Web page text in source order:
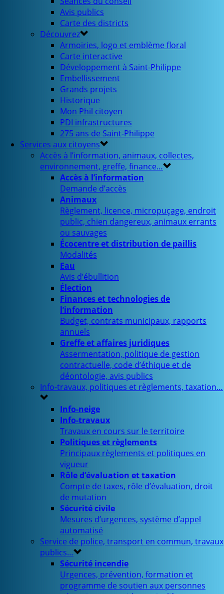
Avis publics
Carte des districts
Découvrez
Armoiries, logo et emblème floral
Carte interactive
Développement à Saint-Philippe
Embellissement
Grands projets
Historique
Mon Phil citoyen
PDI infrastructures
275 ans de Saint-Philippe
Services aux citoyens
Accès à l’information, animaux, collectes,
environnement, greffe, finance…
Accès à l’information
Demande d’accès
Animaux
Règlement, licence, micropuçage, endroit
public, chien dangereux, animaux errants
ou sauvages
Écocentre et distribution de paillis
Modalités
Eau
Avis d’ébullition
Élection
Finances et technologies de
l’information
Budget, contrats municipaux, rapports
annuels
Greffe et affaires juridiques
Assermentation, politique de gestion
contractuelle, code d’éthique et de
déontologie, avis publics
Info-travaux, politiques et règlements, taxation…
Info-neige
Info-travaux
Travaux en cours sur le territoire
Politiques et règlements
Principaux règlements et politiques en
vigueur
Rôle d’évaluation et taxation
Compte de taxes, rôle d’évaluation, droit
de mutation
Sécurité civile
Mesures d’urgences, système d’appel
automatisé
Service de police, transport en commun, travaux
publics…
Sécurité incendie
Urgences, prévention, formation et
programme de soutien aux personnes